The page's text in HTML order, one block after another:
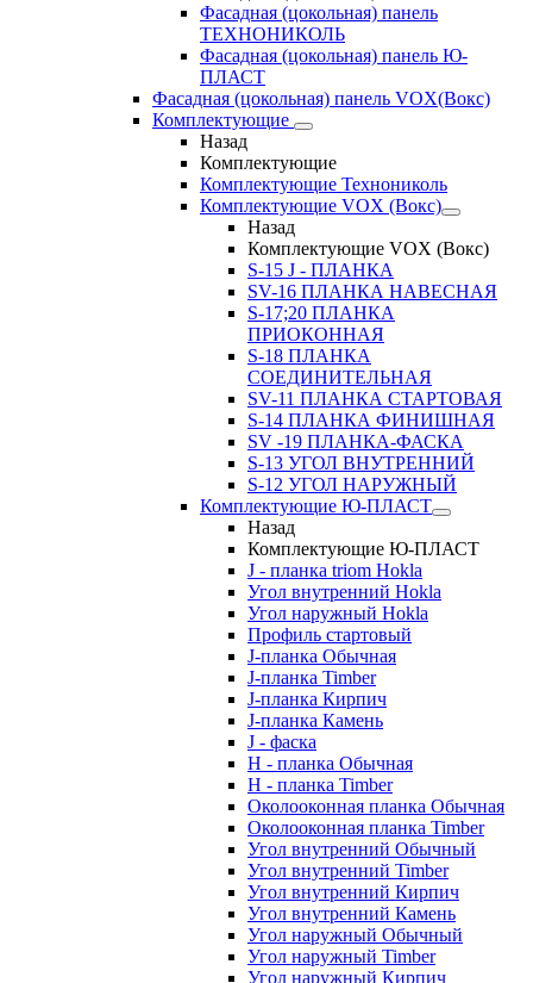
Фасадная (цокольная) панель
ТЕХНОНИКОЛЬ
Фасадная (цокольная) панель Ю-
ПЛАСТ
Фасадная (цокольная) панель VOX(Вокс)
Комплектующие
Назад
Комплектующие
Комплектующие Технониколь
Комплектующие VOX (Вокс)
Назад
Комплектующие VOX (Вокс)
S-15 J - ПЛАНКА
SV-16 ПЛАНКА НАВЕСНАЯ
S-17;20 ПЛАНКА
ПРИОКОННАЯ
S-18 ПЛАНКА
СОЕДИНИТЕЛЬНАЯ
SV-11 ПЛАНКА СТАРТОВАЯ
S-14 ПЛАНКА ФИНИШНАЯ
SV -19 ПЛАНКА-ФАСКА
S-13 УГОЛ ВНУТРЕННИЙ
S-12 УГОЛ НАРУЖНЫЙ
Комплектующие Ю-ПЛАСТ
Назад
Комплектующие Ю-ПЛАСТ
J - планка triom Hokla
Угол внутренний Hokla
Угол наружный Hokla
Профиль стартовый
J-планка Обычная
J-планка Timber
J-планка Кирпич
J-планка Камень
J - фаска
Н - планка Обычная
Н - планка Timber
Околооконная планка Обычная
Околооконная планка Timber
Угол внутренний Обычный
Угол внутренний Timber
Угол внутренний Кирпич
Угол внутренний Камень
Угол наружный Обычный
Угол наружный Timber
Угол наружный Кирпич